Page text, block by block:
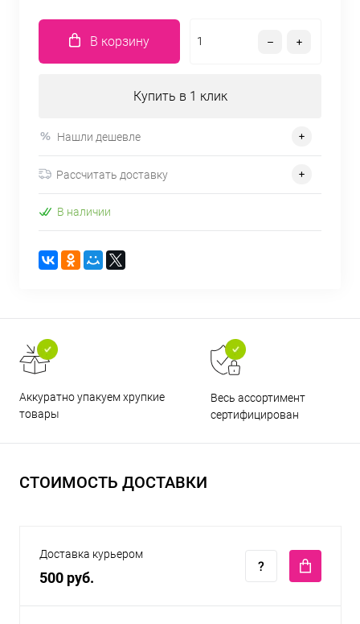
В корзину
Купить в 1 клик
Нашли дешевле
Рассчитать доставку
В наличии
Аккуратно упакуем хрупкие
товары
Весь ассортимент
сертифицирован
СТОИМОСТЬ ДОСТАВКИ
Доставка курьером
500 руб.